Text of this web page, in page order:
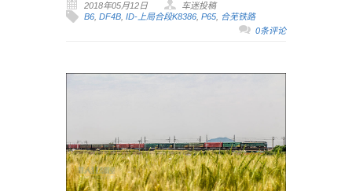
2018年05月12日
车迷投稿
B6, DF4B, ID-上局合段K8386, P65, 合芜铁路
0条评论